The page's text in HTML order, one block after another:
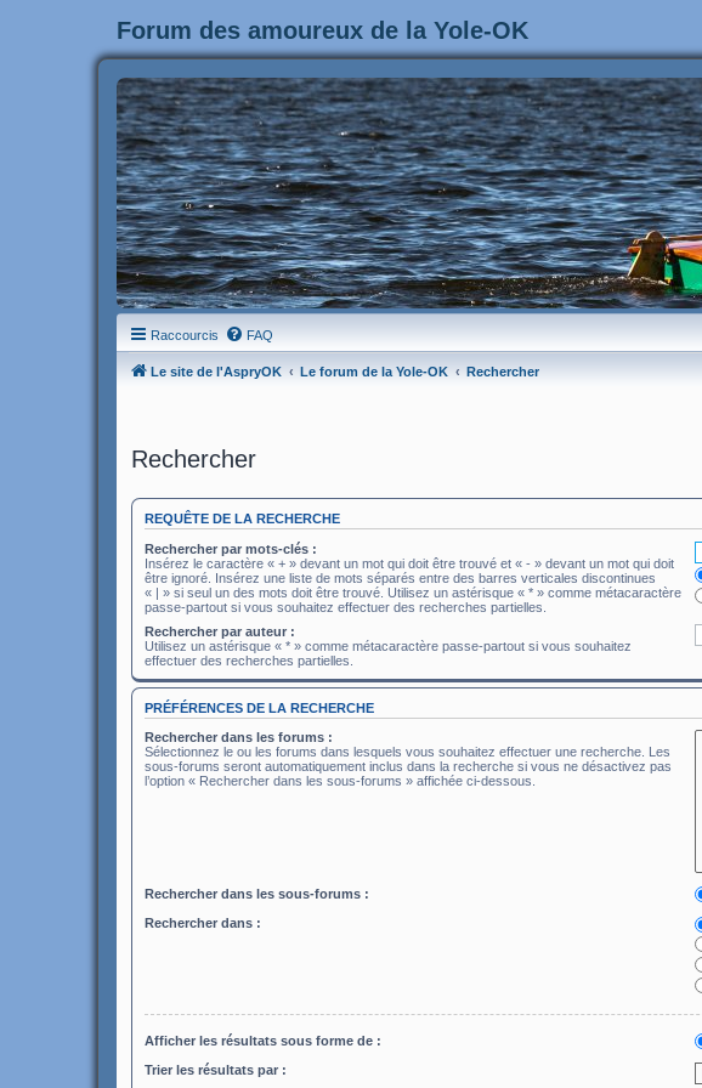
Forum des amoureux de la Yole-OK
Raccourcis FAQ
Le site de l'AspryOK Le forum de la Yole-OK Rechercher
Rechercher
REQUÊTE DE LA RECHERCHE
Rechercher par mots-clés :
Insérez le caractère « + » devant un mot qui doit être trouvé et « - » devant un mot qui doit
être ignoré. Insérez une liste de mots séparés entre des barres verticales discontinues
« | » si seul un des mots doit être trouvé. Utilisez un astérisque « * » comme métacaractère
passe-partout si vous souhaitez effectuer des recherches partielles.
Rechercher par auteur :
Utilisez un astérisque « * » comme métacaractère passe-partout si vous souhaitez
effectuer des recherches partielles.
PRÉFÉRENCES DE LA RECHERCHE
Rechercher dans les forums :
Sélectionnez le ou les forums dans lesquels vous souhaitez effectuer une recherche. Les
sous-forums seront automatiquement inclus dans la recherche si vous ne désactivez pas
l’option « Rechercher dans les sous-forums » affichée ci-dessous.
Rechercher dans les sous-forums :
Rechercher dans :
Afficher les résultats sous forme de :
Trier les résultats par :